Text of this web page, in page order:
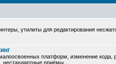
утилиты для редактирования
платформ, изменение кода,
приёмы...